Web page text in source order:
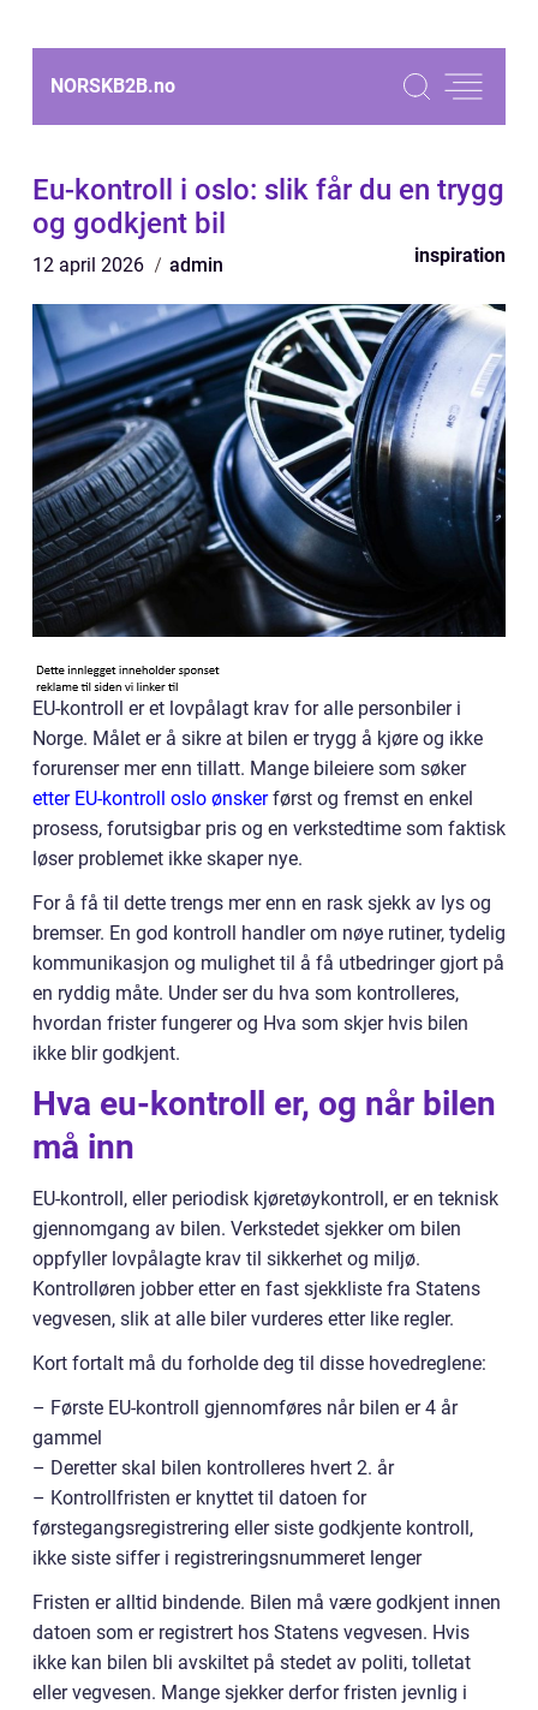
NORSKB2B.no
Eu-kontroll i oslo: slik får du en trygg
og godkjent bil
12 april 2026 admin inspiration
EU-kontroll er et lovpålagt krav for alle personbiler i
Norge. Målet er å sikre at bilen er trygg å kjøre og ikke
forurenser mer enn tillatt. Mange bileiere som søker
etter EU-kontroll oslo ønskerførst og fremst en enkel
prosess, forutsigbar pris og en verkstedtime som faktisk
løser problemet ikke skaper nye.
For å få til dette trengs mer enn en rask sjekk av lys og
bremser. En god kontroll handler om nøye rutiner, tydelig
kommunikasjon og mulighet til å få utbedringer gjort på
en ryddig måte. Under ser du hva som kontrolleres,
hvordan frister fungerer og Hva som skjer hvis bilen
ikke blir godkjent.
Hva eu-kontroll er, og når bilen
må inn
EU-kontroll, eller periodisk kjøretøykontroll, er en teknisk
gjennomgang av bilen. Verkstedet sjekker om bilen
oppfyller lovpålagte krav til sikkerhet og miljø.
Kontrolløren jobber etter en fast sjekkliste fra Statens
vegvesen, slik at alle biler vurderes etter like regler.
Kort fortalt må du forholde deg til disse hovedreglene:
– Første EU-kontroll gjennomføres når bilen er 4 år
gammel
– Deretter skal bilen kontrolleres hvert 2. år
– Kontrollfristen er knyttet til datoen for
førstegangsregistrering eller siste godkjente kontroll,
ikke siste siffer i registreringsnummeret lenger
Fristen er alltid bindende. Bilen må være godkjent innen
datoen som er registrert hos Statens vegvesen. Hvis
ikke kan bilen bli avskiltet på stedet av politi, tolletat
eller vegvesen. Mange sjekker derfor fristen jevnlig i